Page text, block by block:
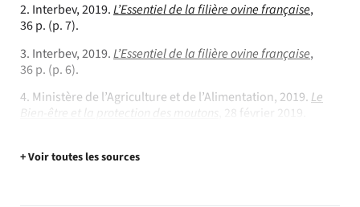
2. Interbev, 2019.L’Essentiel de la filière ovine française,
36 p. (p. 7).
3. Interbev, 2019.L’Essentiel de la filière ovine française,
36 p. (p. 6).
4. Ministère de l’Agriculture et de l’Alimentation, 2019. Le
Bien-être et la protection des moutons
, 28 février 2019.
+ Voir toutes les sources